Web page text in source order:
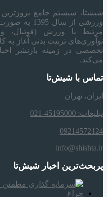
شیشتا، سیستم جامع
ورزشی از
مرتبط با ورزش (فوتبال،
نوآوری‌های تربیت بدنی آغاز به
تخصصی در زمینه بازنشر
می‌کند.
تماس با شیش‌تا
ایران، تهران
تبلیغات: 45195000-021
09214572124
info@shishta.ir
پربحث‌ترین اخبار شیش‌تا